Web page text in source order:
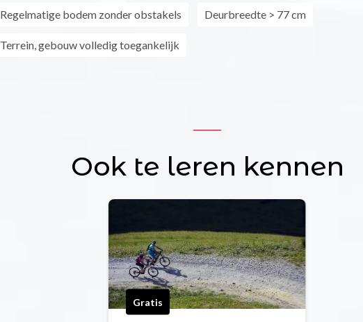
Regelmatige bodem zonder obstakels Deurbreedte > 77 cm
Terrein, gebouw volledig toegankelijk
Ook te leren kennen
Gratis